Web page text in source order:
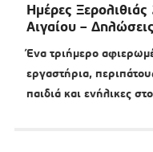
Ημέρες
Αιγαίου –
Ένα τριήμερο
εργαστήρια,
παιδιά και ενήλικες στο